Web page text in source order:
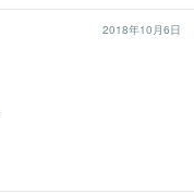
2018年10月6日